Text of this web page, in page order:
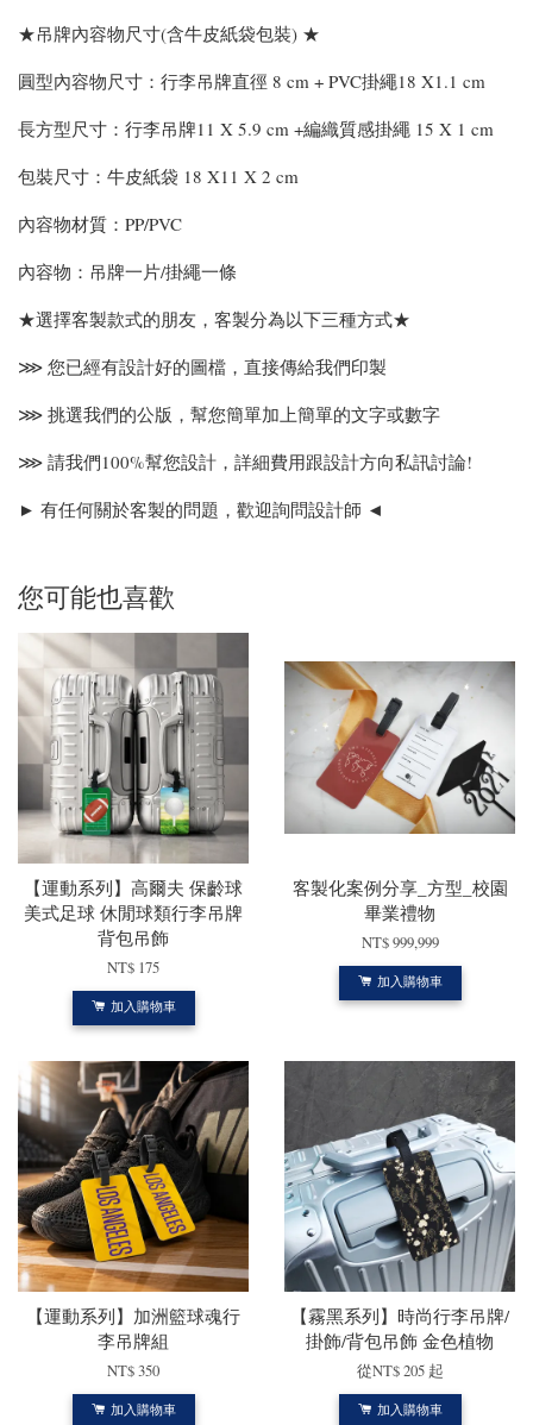
★吊牌內容物尺寸(含牛皮紙袋包裝) ★
圓型內容物尺寸：行李吊牌直徑 8 cm + PVC掛繩18 X1.1 cm
長方型尺寸：行李吊牌11 X 5.9 cm +編織質感掛繩 15 X 1 cm
包裝尺寸：牛皮紙袋 18 X11 X 2 cm
內容物材質：PP/PVC
內容物：吊牌一片/掛繩一條
★選擇客製款式的朋友，客製分為以下三種方式★
⋙ 您已經有設計好的圖檔，直接傳給我們印製
⋙ 挑選我們的公版，幫您簡單加上簡單的文字或數字
⋙ 請我們100%幫您設計，詳細費用跟設計方向私訊討論!
► 有任何關於客製的問題，歡迎詢問設計師 ◄
您可能也喜歡
【運動系列】高爾夫 保齡球
美式足球 休閒球類行李吊牌
背包吊飾
NT$ 175
加入購物車
客製化案例分享_方型_校園
畢業禮物
NT$ 999,999
加入購物車
【運動系列】加洲籃球魂行
李吊牌組
NT$ 350
加入購物車
【霧黑系列】時尚行李吊牌/
掛飾/背包吊飾 金色植物
從NT$ 205 起
加入購物車